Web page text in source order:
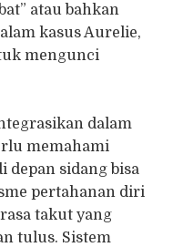
atau bahkan
kasus Aurelie,
mengunci
dalam
memahami
depan sidang bisa
pertahanan diri
takut yang
tulus. Sistem